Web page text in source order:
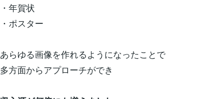
・年賀状
・ポスター
あらゆる画像を作れるようになったことで
多方面からアプローチができ